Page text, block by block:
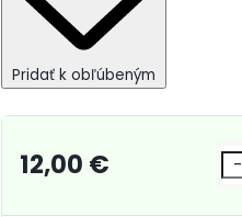
Pridať k obľúbeným
12,00 € -